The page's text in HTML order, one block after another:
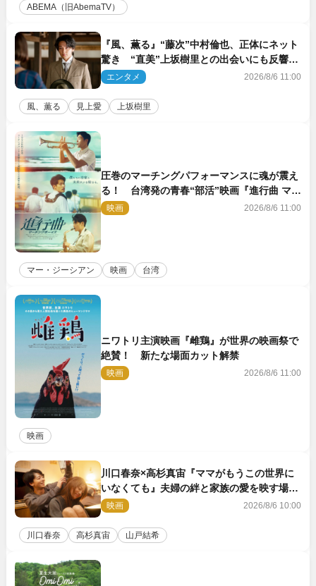
ABEMA（旧AbemaTV）
『風、薫る』“藤次”中村倫也、正体にネット
驚き “直美”上坂樹里との出会いにも反響
「力になってくれそう」「仲良くしなよ！」
エンタメ 2026/8/6 11:00
風、薫る 見上愛 上坂樹里
圧巻のマーチングパフォーマンスに魂が震え
る！ 台湾発の青春“部活”映画『進行曲 マー
チングボーイズ』予告解禁
映画 2026/8/6 11:00
マー・ジーシアン 映画 台湾
ニワトリ主演映画『雌鶏』が世界の映画祭で
絶賛！ 新たな場面カット解禁
映画 2026/8/6 11:00
映画
川口春奈×高杉真宙『ママがもうこの世界に
いなくても』夫婦の絆と家族の愛を映す場面
写真公開
映画 2026/8/6 10:00
川口春奈 高杉真宙 山戸結希